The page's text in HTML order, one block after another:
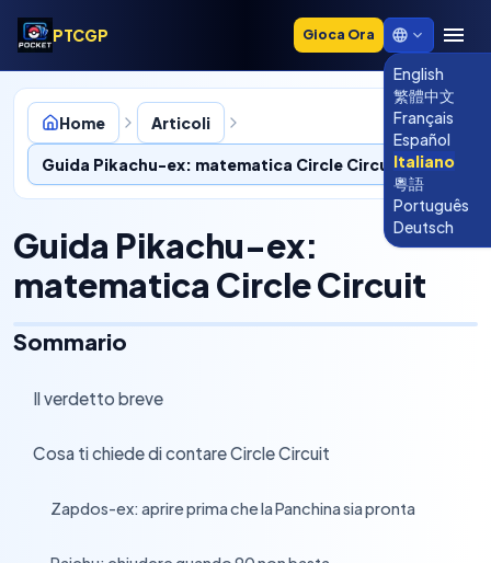
PTCGP Gioca Ora
English
繁體中文
Français
Español
Italiano
粵語
Português
Deutsch
Home Articoli
Guida Pikachu-ex: matematica Circle Circuit
Guida Pikachu-ex:
matematica Circle Circuit
Sommario
Il verdetto breve
Cosa ti chiede di contare Circle Circuit
Zapdos-ex: aprire prima che la Panchina sia pronta